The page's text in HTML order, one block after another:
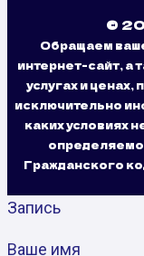
©
Обращаем
интернет-сайт, а
услугах и ценах,
исключительно
каких условиях
Гражданского
Запись
Ваше имя